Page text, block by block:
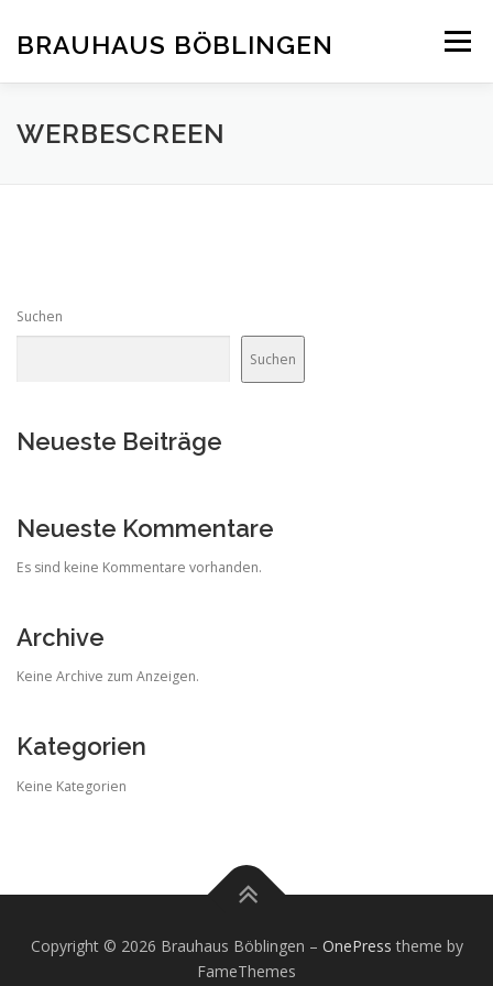
springen
BRAUHAUS BÖBLINGEN Menü
WERBESCREEN
Suchen
Suchen
Neueste Beiträge
Neueste Kommentare
Es sind keine Kommentare vorhanden.
Archive
Keine Archive zum Anzeigen.
Kategorien
Keine Kategorien
Copyright © 2026 Brauhaus Böblingen – OnePress theme by
FameThemes